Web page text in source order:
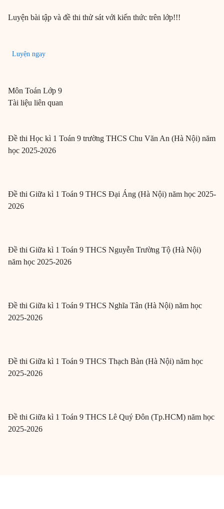
Luyện bài tập và đề thi thử sát với kiến thức trên lớp!!!
Luyện ngay
Môn Toán Lớp 9
Tài liệu liên quan
Đề thi Học kì 1 Toán 9 trường THCS Chu Văn An (Hà Nội) năm
học 2025-2026
Đề thi Giữa kì 1 Toán 9 THCS Đại Áng (Hà Nội) năm học 2025-
2026
Đề thi Giữa kì 1 Toán 9 THCS Nguyễn Trường Tộ (Hà Nội)
năm học 2025-2026
Đề thi Giữa kì 1 Toán 9 THCS Nghĩa Tân (Hà Nội) năm học
2025-2026
Đề thi Giữa kì 1 Toán 9 THCS Thạch Bàn (Hà Nội) năm học
2025-2026
Đề thi Giữa kì 1 Toán 9 THCS Lê Quý Đôn (Tp.HCM) năm học
2025-2026